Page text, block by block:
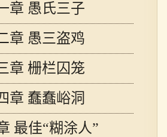
章 愚氏三子
章 愚三盗鸡
章 栅栏囚笼
章 蠢蠢峪洞
最佳“糊涂人”